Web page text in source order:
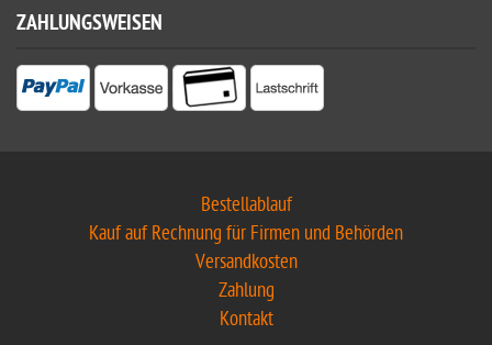
ZAHLUNGSWEISEN
Bestellablauf
Kauf auf Rechnung für Firmen und Behörden
Versandkosten
Zahlung
Kontakt